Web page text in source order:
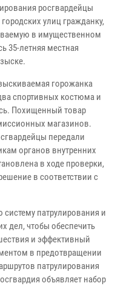
росгвардейцы
улиц гражданку,
в имущественном
35-летняя местная
горожанка
спортивных костюма и
Похищенный товар
магазинов.
передали
органов внутренних
в ходе проверки,
в соответствии с
патрулирования и
дел, чтобы обеспечить
и эффективный
в предотвращении
патрулирования
объявляет набор